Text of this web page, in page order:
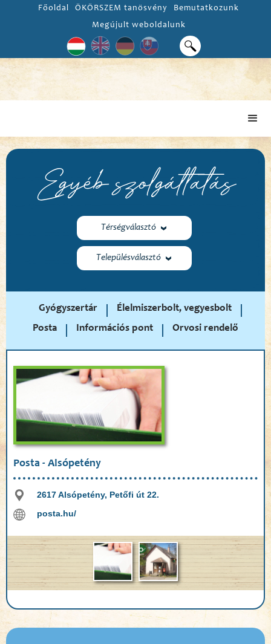
Főoldal ÖKÖRSZEM tanösvény
Bemutatkozunk
Megújult weboldalunk
Egyéb szolgáltatás
Térségválasztó
Településválasztó
Gyógyszertár
Élelmiszerbolt, vegyesbolt
Posta
Információs pont Orvosi rendelő
Posta - Alsópetény
2617 Alsópetény, Petőfi út 22.
posta.hu/